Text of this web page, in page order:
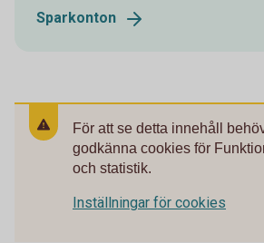
Sparkonton
För att se detta innehåll
godkänna cookies för
och statistik.
Inställningar för cookies